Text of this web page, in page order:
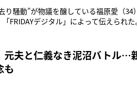
り騒動”が物議を醸している福原愛（
「FRIDAYデジタル」によって伝えられ
プールで長男とともに泳ぐ姿が目撃さ
う。そんな
夫と仁義なき泥沼バトル…
も